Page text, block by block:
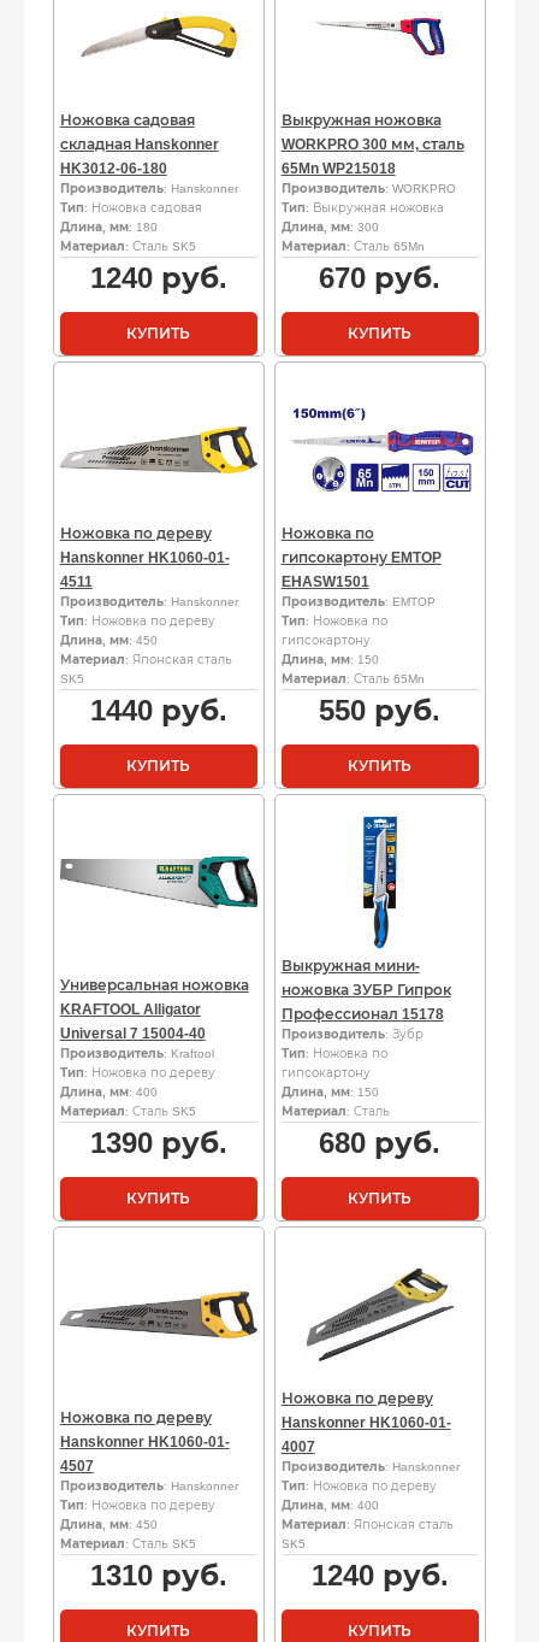
Ножовка садовая
складная Hanskonner
HK3012-06-180
Производитель: Hanskonner
Тип: Ножовка садовая
Длина, мм: 180
Материал: Сталь SK5
1240руб.
КУПИТЬ
Выкружная ножовка
WORKPRO 300 мм, сталь
65Mn WP215018
Производитель: WORKPRO
Тип: Выкружная ножовка
Длина, мм: 300
Материал: Сталь 65Mn
670 руб.
КУПИТЬ
Ножовка по дереву
Hanskonner HK1060-01-
4511
Производитель: Hanskonner
Тип: Ножовка по дереву
Длина, мм: 450
Материал: Японская сталь
SK5
1440руб.
КУПИТЬ
Ножовка по
гипсокартону EMTOP
EHASW1501
Производитель: EMTOP
Тип: Ножовка по
гипсокартону
Длина, мм: 150
Материал: Сталь 65Mn
550 руб.
КУПИТЬ
Универсальная ножовка
KRAFTOOL Alligator
Universal 7 15004-40
Производитель: Kraftool
Тип: Ножовка по дереву
Длина, мм: 400
Материал: Сталь SK5
1390руб.
КУПИТЬ
Выкружная мини-
ножовка ЗУБР Гипрок
Профессионал 15178
Производитель: Зубр
Тип: Ножовка по
гипсокартону
Длина, мм: 150
Материал: Сталь
680 руб.
КУПИТЬ
Ножовка по дереву
Hanskonner HK1060-01-
4507
Производитель: Hanskonner
Тип: Ножовка по дереву
Длина, мм: 450
Материал: Сталь SK5
1310руб.
КУПИТЬ
Ножовка по дереву
Hanskonner HK1060-01-
4007
Производитель: Hanskonner
Тип: Ножовка по дереву
Длина, мм: 400
Материал: Японская сталь
SK5
1240руб.
КУПИТЬ